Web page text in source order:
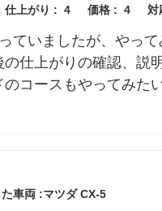
仕上がり : 4 価格 : 4 対
ていましたが、やっ
仕上がりの確認、説
コースもやってみた
車両 :マツダ CX-5